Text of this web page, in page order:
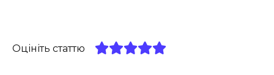
Оцініть статтю